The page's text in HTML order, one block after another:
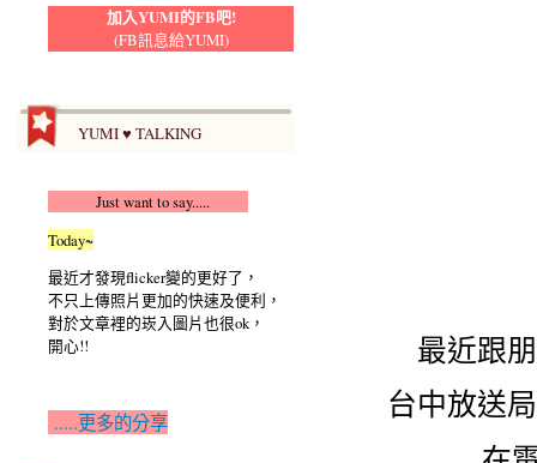
加入YUMI的FB吧!
(FB訊息給YUMI)
YUMI ♥ TALKING
Just want to say.....
Today~
最近才發現flicker變的更好了，
不只上傳照片更加的快速及便利，
對於文章裡的崁入圖片也很ok，
開心!!
.....更多的分享
最近跟
台中放送